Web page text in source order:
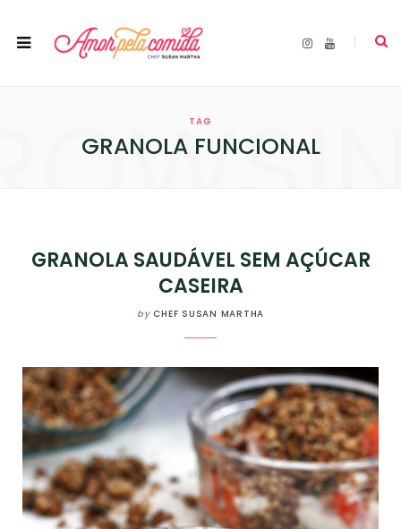
I
Y
TAG
GRANOLA FUNCIONAL
GRANOLA SAUDÁVEL SEM AÇÚCAR
CASEIRA
by CHEF SUSAN MARTHA